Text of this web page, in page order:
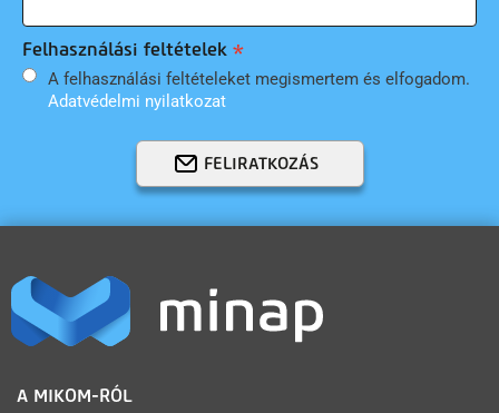
Felhasználási feltételek
A felhasználási feltételeket megismertem és elfogadom.
Adatvédelmi nyilatkozat
FELIRATKOZÁS
LÁBLÉC
A MIKOM-RÓL